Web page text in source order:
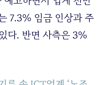
7.3% 임금 인상과 주
다. 반면 사측은 3%